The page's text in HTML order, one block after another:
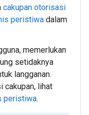
cakupan otorisasi
peristiwa dalam
memerlukan
setidaknya
langganan.
cakupan, lihat
peristiwa.